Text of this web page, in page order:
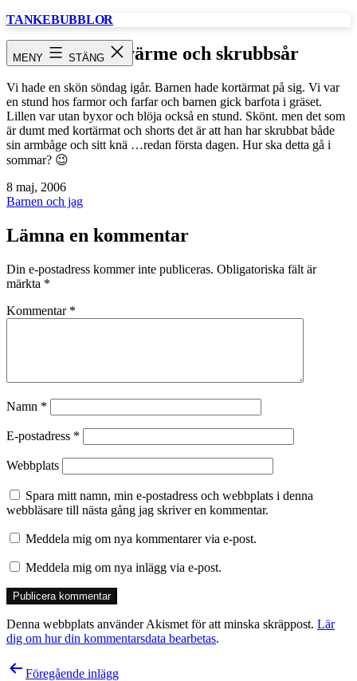
Hoppa
TANKEBUBBLOR
MENY STÄNG
sommarvärme och skrubbsår
Vi hade en skön söndag igår. Barnen hade kortärmat på sig. Vi var
en stund hos farmor och farfar och barnen gick barfota i gräset.
Lillen var utan byxor och blöja också en stund. Skönt. men det som
är dumt med kortärmat och shorts det är att han har skrubbat både
sin armbåge och sitt knä …redan första dagen. Hur ska detta gå i
sommar? 😉
Publicerat
den
8 maj, 2006
Kategoriserat
Barnen och jag
Lämna en kommentar
Din e-postadress kommer inte publiceras. Obligatoriska fält är
märkta *
Kommentar *
Namn *
E-postadress *
Webbplats
Spara mitt namn, min e-postadress och webbplats i denna
webbläsare till nästa gång jag skriver en kommentar.
Meddela mig om nya kommentarer via e-post.
Meddela mig om nya inlägg via e-post.
Denna webbplats använder Akismet för att minska skräppost. Lär
dig om hur din kommentarsdata bearbetas.
Inläggsnavigering
Föregående inlägg